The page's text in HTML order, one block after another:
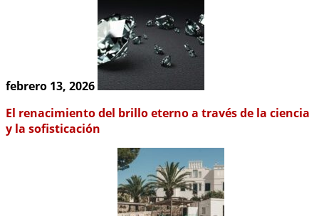
febrero 13, 2026
El renacimiento del brillo eterno a través de la ciencia
y la sofisticación